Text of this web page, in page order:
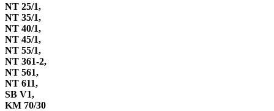
NT 25/1,
NT 35/1,
NT 40/1,
NT 45/1,
NT 55/1,
NT 361-2,
NT 561,
NT 611,
SB V1,
KM 70/30